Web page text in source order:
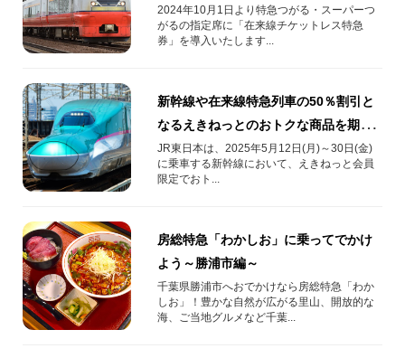
券を導入！
2024年10月1日より特急つがる・スーパーつ
がるの指定席に「在来線チケットレス特急
券」を導入いたします...
新幹線や在来線特急列車の50％割引と
なるえきねっとのおトクな商品を期間
限定で発売！
JR東日本は、2025年5月12日(月)～30日(金)
に乗車する新幹線において、えきねっと会員
限定でおト...
房総特急「わかしお」に乗ってでかけ
よう～勝浦市編～
千葉県勝浦市へおでかけなら房総特急「わか
しお」！豊かな自然が広がる里山、開放的な
海、ご当地グルメなど千葉...